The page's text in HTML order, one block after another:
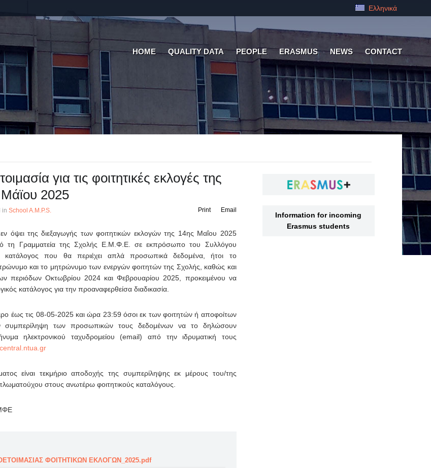
Ελληνικά
HOME QUALITY DATA PEOPLE ERASMUS NEWS CONTACT
για τις φοιτητικές εκλογές της
2025
in School A.M.P.S. Email
Print
όψει της διεξαγωγής των φοιτητικών εκλογών της 14ης Μαΐου 2025
τη Γραμματεία της Σχολής Ε.Μ.Φ.Ε. σε εκπρόσωπο του Συλλόγου
κατάλογος που θα περιέχει απλά προσωπικά δεδομένα, ήτοι το
και το μητρώνυμο των ενεργών φοιτητών της Σχολής, καθώς και
περιόδων Οκτωβρίου 2024 και Φεβρουαρίου 2025, προκειμένου να
κατάλογος για την προαναφερθείσα διαδικασία.
έως τις 08-05-2025 και ώρα 23:59 όσοι εκ των φοιτητών ή αποφοίτων
συμπερίληψη των προσωπικών τους δεδομένων να το δηλώσουν
ηλεκτρονικού ταχυδρομείου (email) από την ιδρυματική τους
είναι τεκμήριο αποδοχής της συμπερίληψης εκ μέρους του/της
στους ανωτέρω φοιτητικούς καταλόγους.
ΦΟΙΤΗΤΙΚΩΝ ΕΚΛΟΓΩΝ_2025.pdf
Information for incoming
Erasmus students